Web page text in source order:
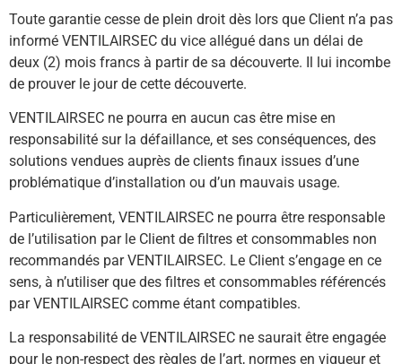
Toute garantie cesse de plein droit dès lors que Client n’a pas
informé VENTILAIRSEC du vice allégué dans un délai de
deux (2) mois francs à partir de sa découverte. Il lui incombe
de prouver le jour de cette découverte.
VENTILAIRSEC ne pourra en aucun cas être mise en
responsabilité sur la défaillance, et ses conséquences, des
solutions vendues auprès de clients finaux issues d’une
problématique d’installation ou d’un mauvais usage.
Particulièrement, VENTILAIRSEC ne pourra être responsable
de l’utilisation par le Client de filtres et consommables non
recommandés par VENTILAIRSEC. Le Client s’engage en ce
sens, à n’utiliser que des filtres et consommables référencés
par VENTILAIRSEC comme étant compatibles.
La responsabilité de VENTILAIRSEC ne saurait être engagée
pour le non-respect des règles de l’art, normes en vigueur et